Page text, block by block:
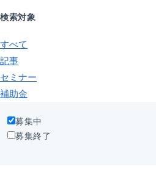
検索対象
すべて
記事
セミナー
補助金
募集中
募集終了